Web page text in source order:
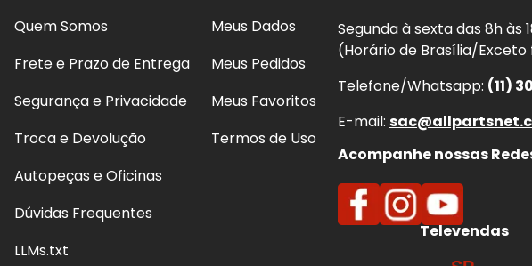
Quem Somos
Frete e Prazo de Entrega
Segurança e Privacidade
Troca e Devolução
Autopeças e Oficinas
Dúvidas Frequentes
LLMs.txt
Meus Dados
Meus Pedidos
Meus Favoritos
Termos de Uso
Segunda à sexta das 8h às
(Horário de Brasília/
Telefone/Whatsapp: (11)
E-mail:
Acompanhe nossas
Televendas